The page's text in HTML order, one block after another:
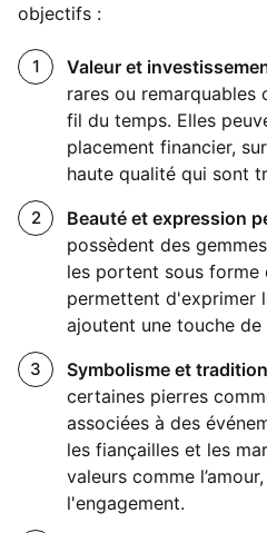
objectifs :
Valeur et
rares ou remarquables
fil du temps. Elles
placement financier,
haute qualité qui sont
Beauté et expression
possèdent des
les portent sous forme
permettent d'exprimer
ajoutent une touche
Symbolisme et
certaines pierres
associées à des
les fiançailles et les
valeurs comme
l'engagement.